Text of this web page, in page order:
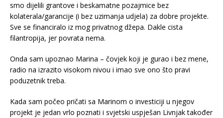
smo dijelili grantove i beskamatne pozajmice bez
kolaterala/garancije (i bez uzimanja udjela) za dobre projekte.
Sve se financiralo iz mog privatnog džepa. Dakle cista
filantropija, jer povrata nema.
Onda sam upoznao Marina – čovjek koji je gurao i bez mene,
radio na izrazito visokom nivou i imao sve ono što pravi
poduzetnik treba.
Kada sam počeo pričati sa Marinom o investiciji u njegov
projekt je jedan vrlo poznati i svjetski uspješan Livnjak također